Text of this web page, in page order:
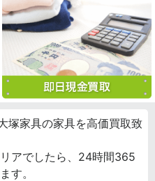
塚家具の家具を高価買取致
アでしたら、24時間365
す。